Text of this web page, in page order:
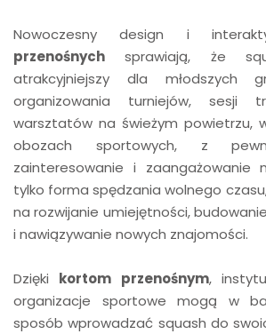
Nowoczesny design i
przenośnych sprawiają, że
atrakcyjniejszy dla młodszych
organizowania turniejów, sesji
warsztatów na świeżym powietrzu,
obozach sportowych, z
zainteresowanie i zaangażowanie
tylko forma spędzania wolnego
na rozwijanie umiejętności,
i nawiązywanie nowych znajomości.
Dzięki kortom przenośnym,
organizacje sportowe mogą w
sposób wprowadzać squash do